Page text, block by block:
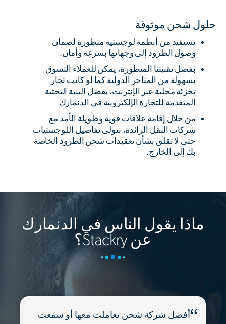
حلول شحن موثوقة
نستفيد من أنظمة لوجستية متطورة لضمان
وصول الطرود إلى وجهاتها بسرعة وأمان.
بفضل تقنيتنا المتطورة، يمكن للعملاء التسوق
بسهولة من المتاجر الدولية كما لو كانت تجار
تجزئة محلية عبر الإنترنت، بفضل البنية التحتية
المتقدمة للتجارة الإلكترونية في الدنمارك.
من خلال إقامة علاقات قوية وطويلة الأمد مع
شركات النقل الرائدة، نتولى تفاصيل اللوجستيات
حتى لا تقلق بشأن تعقيدات شحن الطرود الخاصة
بك إلى الخارج.
ماذا يقول الناس في الدنمارك
عن Stackry؟
أفضل شركة شحن تعاملت معها أو سمعت